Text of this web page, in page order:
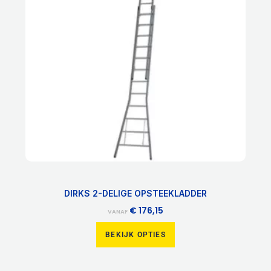
DIRKS 2-DELIGE OPSTEEKLADDER
VANAF €176,15
BEKIJK OPTIES
variaties.
Deze
optie
kan
gekozen
worden
productpagina